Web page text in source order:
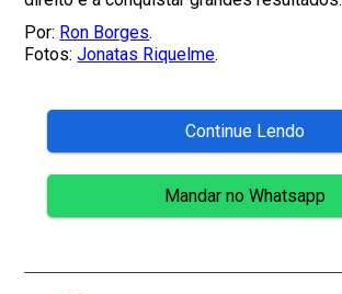
Por: Ron Borges.
Fotos:Jonatas Riquelme.
Continue Lendo
Mandar no Whatsapp